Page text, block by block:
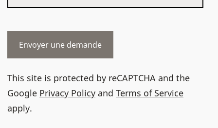
This site is protected by reCAPTCHA and the
Google Privacy Policy and Terms of Service
apply.